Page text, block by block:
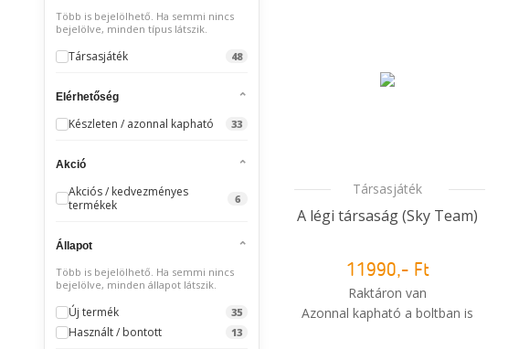
Több is bejelölhető. Ha semmi nincs
bejelölve, minden típus látszik.
Társasjáték 48
Elérhetőség
Készleten / azonnal kapható 33
Akció
Akciós / kedvezményes
termékek
6
Állapot
Több is bejelölhető. Ha semmi nincs
bejelölve, minden állapot látszik.
Új termék 35
Használt / bontott 13
Társasjáték
A légi társaság (Sky Team)
11990,- Ft
Raktáron van
Azonnal kapható a boltban is